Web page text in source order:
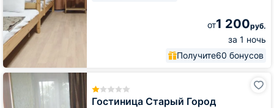
от1 200руб.
за 1 ночь
Получите60 бонусов
Гостиница Старый Город
Гостиница
Старый
Город